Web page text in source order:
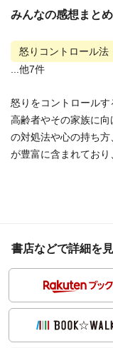
みんなの感想まとめ
怒りコントロール法
...他7件
怒りをコントロール
高齢者やその家族に
の対処法や心の持ち
が豊富に含まれており
書店などで詳細を